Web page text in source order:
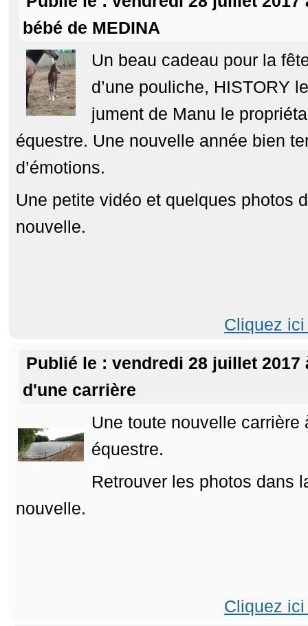
bébé de MEDINA
Un beau cadeau pour la
d’une pouliche, HISTORY
jument de Manu le
équestre. Une nouvelle année bien
d’émotions.
Une petite vidéo et quelques photos
nouvelle.
Cliquez
Publié le : vendredi 28 juillet 2017
d'une carrière
Une toute nouvelle carrière
équestre.
Retrouver les photos dans
nouvelle.
Cliquez